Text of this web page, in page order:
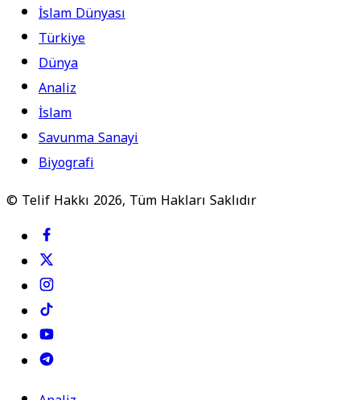
İslam Dünyası
Türkiye
Dünya
Analiz
İslam
Savunma Sanayi
Biyografi
© Telif Hakkı 2026, Tüm Hakları Saklıdır